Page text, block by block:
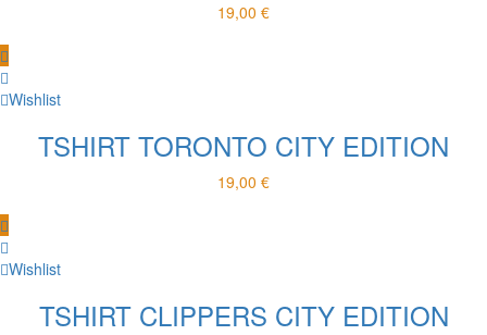
19,00 €
Wishlist
TSHIRT TORONTO CITY EDITION
19,00 €
Wishlist
TSHIRT CLIPPERS CITY EDITION